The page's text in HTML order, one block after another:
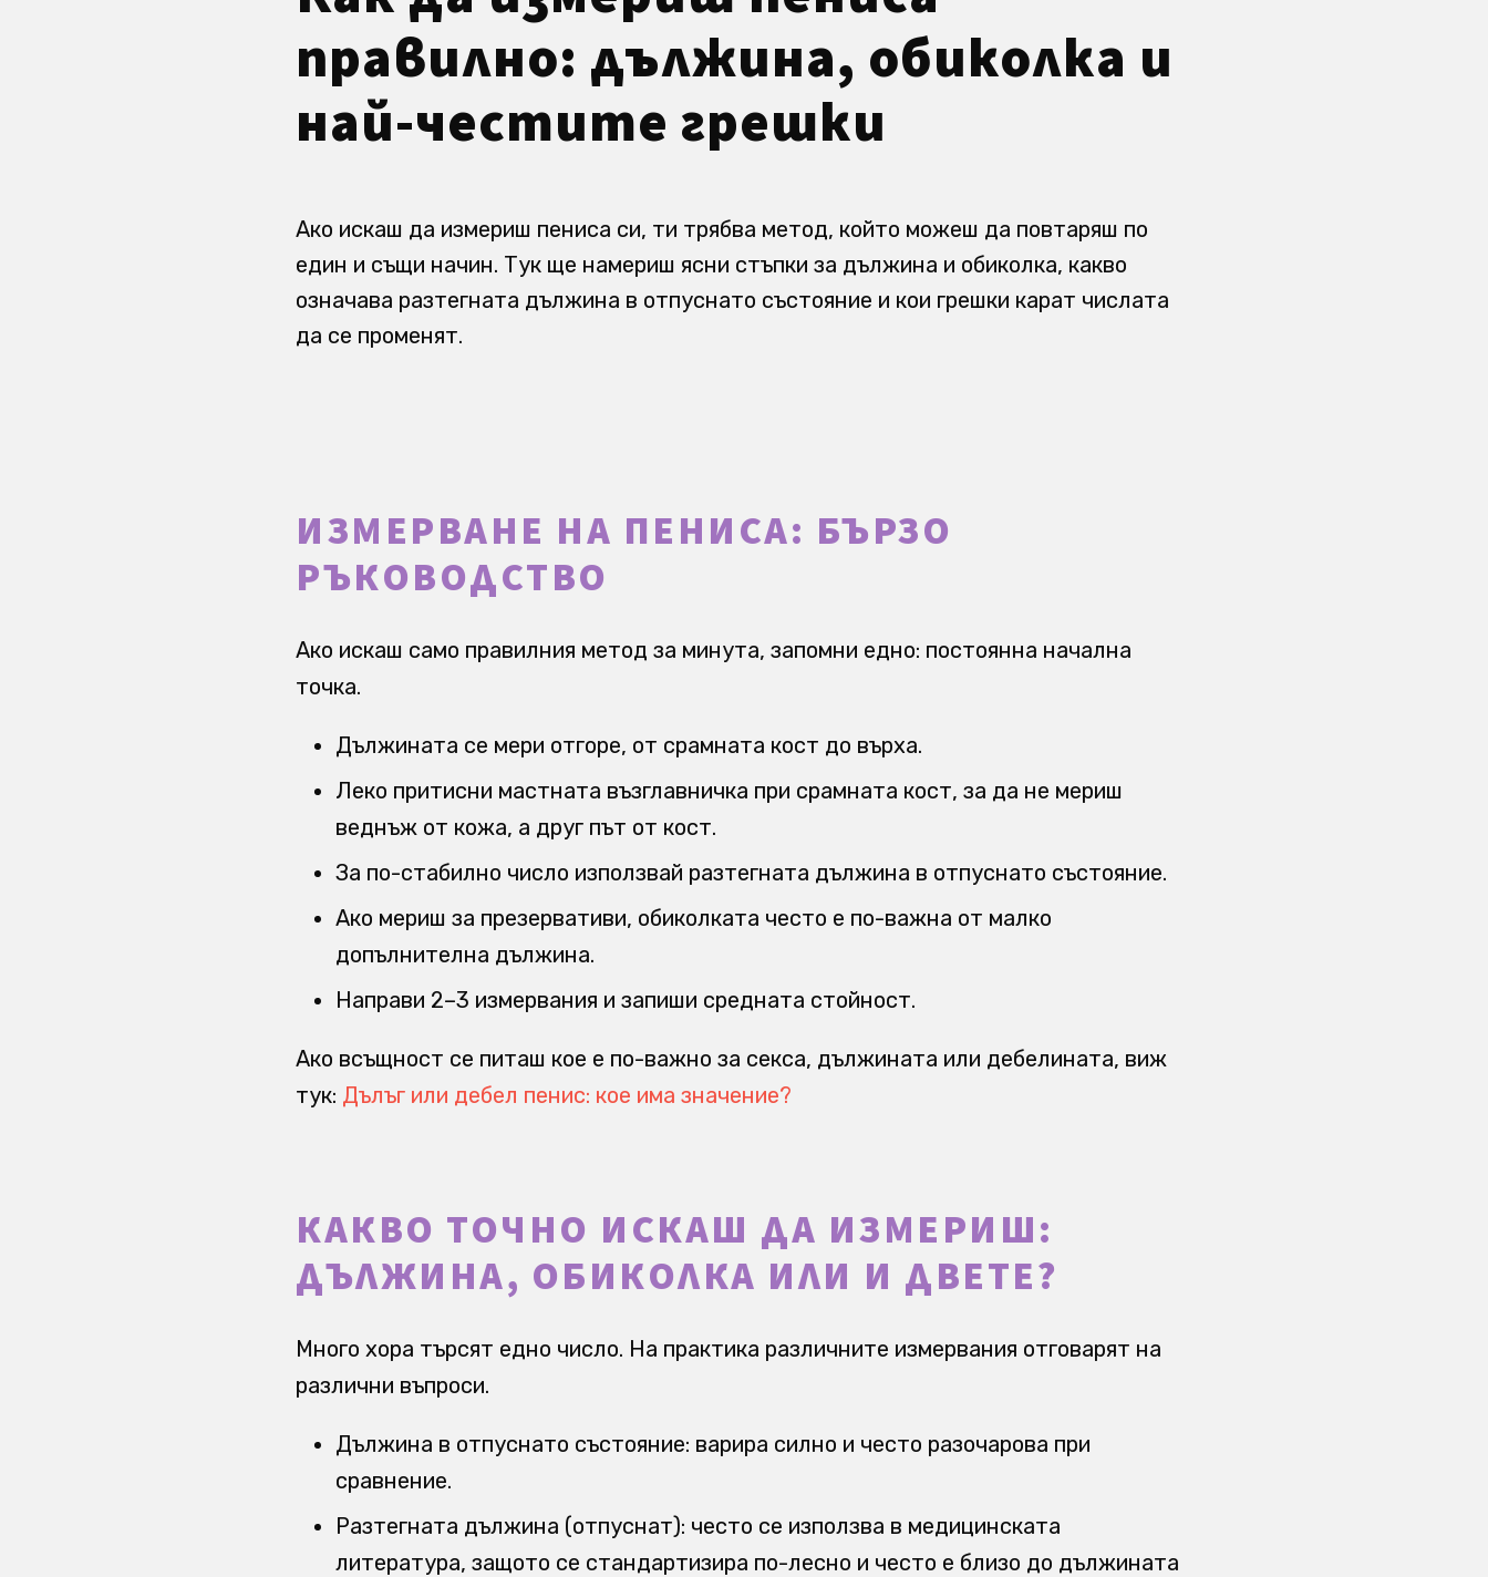
правилно: дължина, обиколка и
най-честите грешки
Ако искаш да измериш пениса си, ти трябва метод, който можеш да повтаряш по
един и същи начин. Тук ще намериш ясни стъпки за дължина и обиколка, какво
означава разтегната дължина в отпуснато състояние и кои грешки карат числата
да се променят.
ИЗМЕРВАНЕ НА ПЕНИСА: БЪРЗО
РЪКОВОДСТВО
Ако искаш само правилния метод за минута, запомни едно: постоянна начална
точка.
Дължината се мери отгоре, от срамната кост до върха.
Леко притисни мастната възглавничка при срамната кост, за да не мериш
веднъж от кожа, а друг път от кост.
За по-стабилно число използвай разтегната дължина в отпуснато състояние.
Ако мериш за презервативи, обиколката често е по-важна от малко
допълнителна дължина.
Направи 2–3 измервания и запиши средната стойност.
Ако всъщност се питаш кое е по-важно за секса, дължината или дебелината, виж
тук: Дълъг или дебел пенис: кое има значение?
КАКВО ТОЧНО ИСКАШ ДА ИЗМЕРИШ:
ДЪЛЖИНА, ОБИКОЛКА ИЛИ И ДВЕТЕ?
Много хора търсят едно число. На практика различните измервания отговарят на
различни въпроси.
Дължина в отпуснато състояние: варира силно и често разочарова при
сравнение.
Разтегната дължина (отпуснат): често се използва в медицинската
литература, защото се стандартизира по-лесно и често е близо до дължината